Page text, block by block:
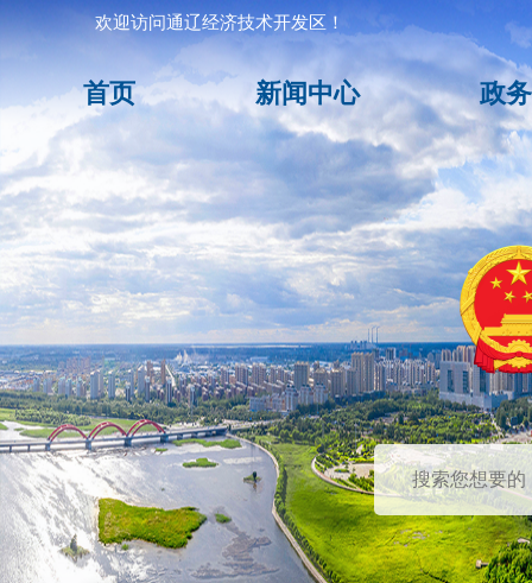
欢迎访问通辽经济技术开发区！
首页 新闻中心 政